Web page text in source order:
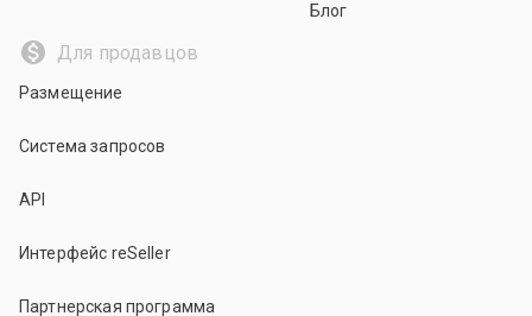
Блог
Для продавцов
Размещение
Система запросов
API
Интерфейс reSeller
Партнерская программа